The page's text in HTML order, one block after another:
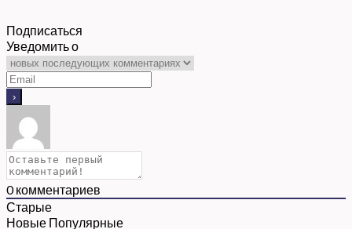
Подписаться
Уведомить о
0комментариев
Старые
Новые Популярные